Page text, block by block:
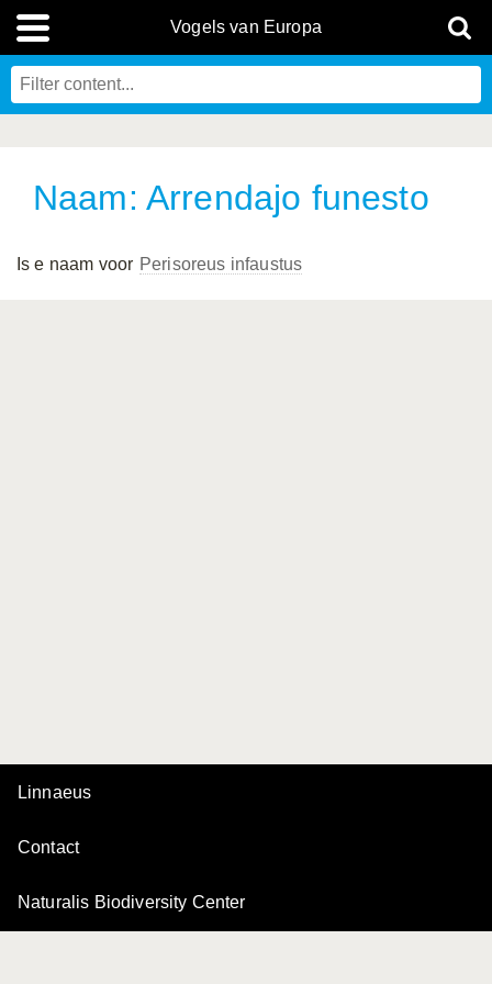
Vogels van Europa
Naam: Arrendajo funesto
Is e naam voor Perisoreus infaustus
Linnaeus
Contact
Naturalis Biodiversity Center